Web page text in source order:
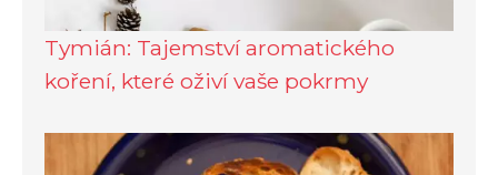
Tymián: Tajemství aromatického
koření, které oživí vaše pokrmy